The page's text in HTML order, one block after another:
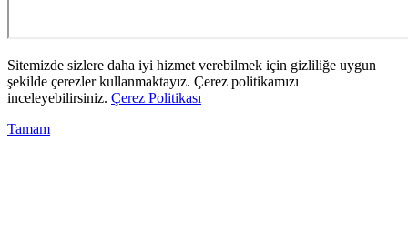
Sitemizde sizlere daha iyi hizmet verebilmek için gizliliğe uygun
şekilde çerezler kullanmaktayız. Çerez politikamızı
inceleyebilirsiniz. Çerez Politikası
Tamam